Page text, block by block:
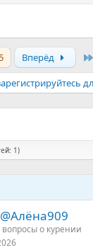
Вперёд
1)
о курении